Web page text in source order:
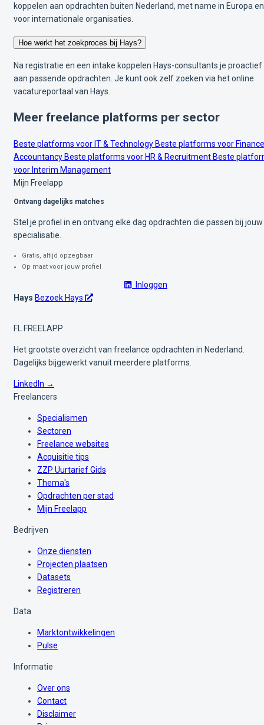
koppelen aan opdrachten buiten Nederland, met name in Europa en
voor internationale organisaties.
Hoe werkt het zoekproces bij Hays?
Na registratie en een intake koppelen Hays-consultants je proactief
aan passende opdrachten. Je kunt ook zelf zoeken via het online
vacatureportaal van Hays.
Meer freelance platforms per sector
Beste platforms voor IT & Technology Beste platforms voor
Accountancy Beste platforms voor HR & Recruitment Beste
voor Interim Management
Mijn Freelapp
Ontvang dagelijks matches
Stel je profiel in en ontvang elke dag opdrachten die passen bij jouw
specialisatie.
Gratis, altijd opzegbaar
Op maat voor jouw profiel
Inloggen
Hays Bezoek Hays
FL FREELAPP
Het grootste overzicht van freelance opdrachten in Nederland.
Dagelijks bijgewerkt vanuit meerdere platforms.
LinkedIn →
Freelancers
Specialismen
Sectoren
Freelance websites
Acquisitie tips
ZZP Uurtarief Gids
Thema's
Opdrachten per stad
Mijn Freelapp
Bedrijven
Onze diensten
Projecten plaatsen
Datasets
Registreren
Data
Marktontwikkelingen
Pulse
Informatie
Over ons
Contact
Disclaimer